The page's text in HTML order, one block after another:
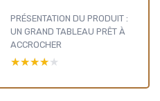
PRÉSENTATION DU PRODUIT :
UN GRAND TABLEAU PRÊT À
ACCROCHER
★★★★★
★★★★★